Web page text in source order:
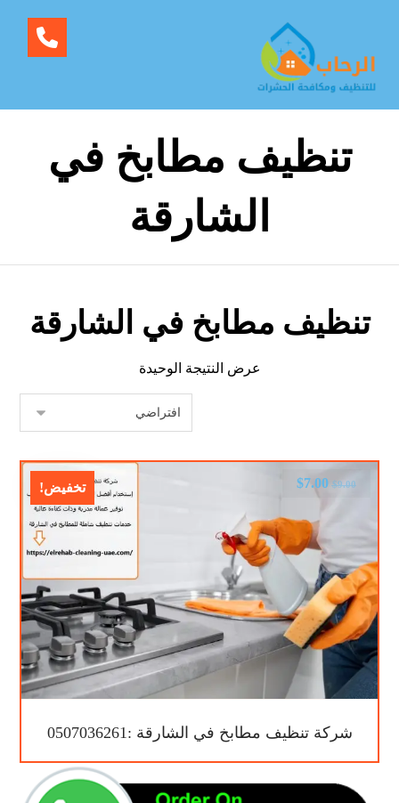
تنظيف مطابخ في
الشارقة
تنظيف مطابخ في الشارقة
عرض النتيجة الوحيدة
تخفيض!
شركة تنظيف مطابخ في الشارقة :0507036261
$9.00
$7.00